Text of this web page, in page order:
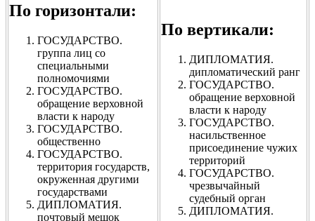
По горизонтали:
ГОСУДАРСТВО.
группа лиц со
специальными
полномочиями
ГОСУДАРСТВО.
обращение верховной
власти к народу
ГОСУДАРСТВО.
общественно
ГОСУДАРСТВО.
территория государств,
окруженная другими
государствами
ДИПЛОМАТИЯ.
почтовый мешок
По вертикали:
ДИПЛОМАТИЯ.
дипломатический ранг
ГОСУДАРСТВО.
обращение верховной
власти к народу
ГОСУДАРСТВО.
насильственное
присоединение чужих
территорий
ГОСУДАРСТВО.
чрезвычайный
судебный орган
ДИПЛОМАТИЯ.